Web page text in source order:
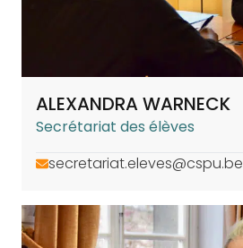
ALEXANDRA WARNECK
Secrétariat des élèves
secretariat.eleves@cspu.be